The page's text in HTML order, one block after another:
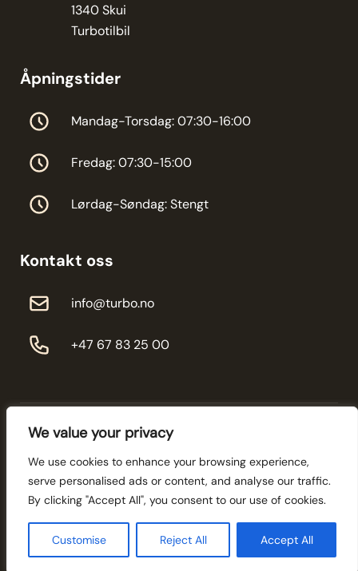
We value your privacy
We use cookies to enhance your browsing experience,
serve personalised ads or content, and analyse our traffic.
By clicking "Accept All", you consent to our use of cookies.
Customise Reject All Accept All
1340 Skui
Turbotilbil
Åpningstider
Mandag-Torsdag: 07:30-16:00
Fredag: 07:30-15:00
Lørdag-Søndag: Stengt
Kontakt oss
info@turbo.no
+47 67 83 25 00
© 2026 Turbo-service - All rights reserved
Utvikling og Design:Innovena AS